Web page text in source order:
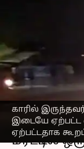
காரில்
இடையே ஏற்பட்ட
ஏற்பட்டதாக
காரை
லாரி
எழுதியவர் Sindhuja
செய்தி
மீரட்டில்